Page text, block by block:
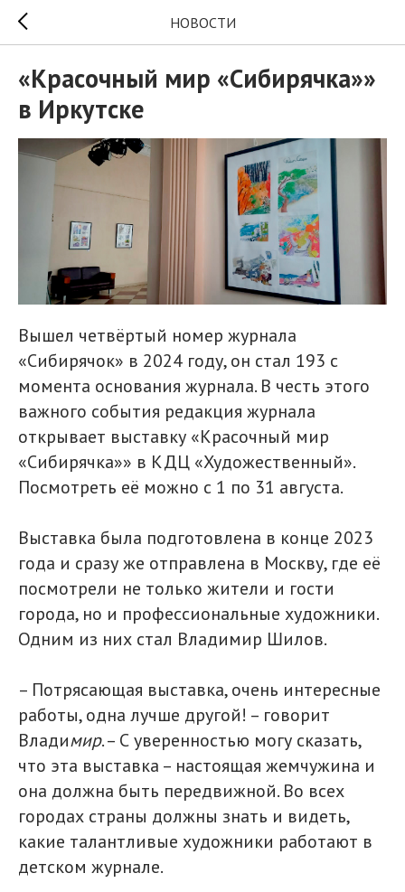
НОВОСТИ
«Красочный мир «Сибирячка»»
в Иркутске
Вышел четвёртый номер журнала
«Сибирячок» в 2024 году, он стал 193 с
момента основания журнала. В честь этого
важного события редакция журнала
открывает выставку «Красочный мир
«Сибирячка»» в КДЦ «Художественный».
Посмотреть её можно с 1 по 31 августа.
Выставка была подготовлена в конце 2023
года и сразу же отправлена в Москву, где её
посмотрели не только жители и гости
города, но и профессиональные художники.
Одним из них стал Владимир Шилов.
– Потрясающая выставка, очень интересные
работы, одна лучше другой! – говорит
Владимир. – С уверенностью могу сказать,
что эта выставка – настоящая жемчужина и
она должна быть передвижной. Во всех
городах страны должны знать и видеть,
какие талантливые художники работают в
детском журнале.